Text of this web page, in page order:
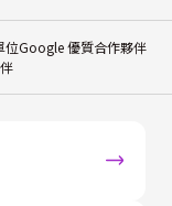
位Google 優質合作夥伴